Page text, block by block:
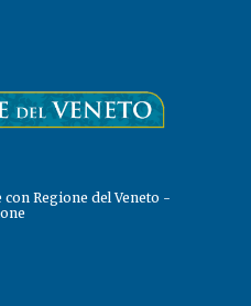
Regione del Veneto -